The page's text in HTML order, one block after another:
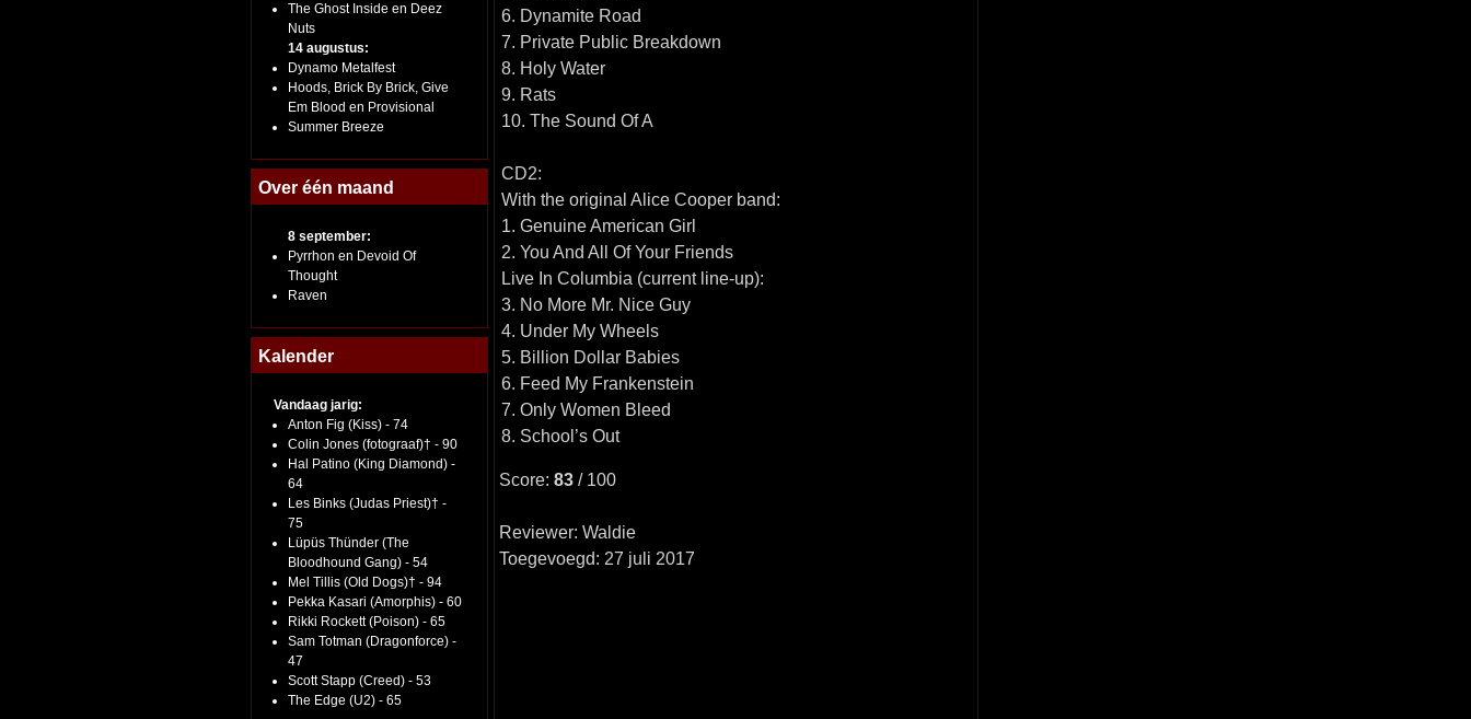
The Ghost Inside en Deez
Nuts
14 augustus:
Dynamo Metalfest
Hoods, Brick By Brick, Give
Em Blood en Provisional
Summer Breeze
Over één maand
8 september:
Pyrrhon en Devoid Of
Thought
Raven
Kalender
Vandaag jarig:
Anton Fig (Kiss) - 74
Colin Jones (fotograaf)† - 90
Hal Patino (King Diamond) -
64
Les Binks (Judas Priest)† -
75
Lüpüs Thünder (The
Bloodhound Gang) - 54
Mel Tillis (Old Dogs)† - 94
Pekka Kasari (Amorphis) - 60
Rikki Rockett (Poison) - 65
Sam Totman (Dragonforce) -
47
Scott Stapp (Creed) - 53
The Edge (U2) - 65
6. Dynamite Road
7. Private Public Breakdown
8. Holy Water
9. Rats
10. The Sound Of A
CD2:
With the original Alice Cooper band:
1. Genuine American Girl
2. You And All Of Your Friends
Live In Columbia (current line-up):
3. No More Mr. Nice Guy
4. Under My Wheels
5. Billion Dollar Babies
6. Feed My Frankenstein
7. Only Women Bleed
8. School’s Out
Score: 83/ 100
Reviewer: Waldie
Toegevoegd: 27 juli 2017